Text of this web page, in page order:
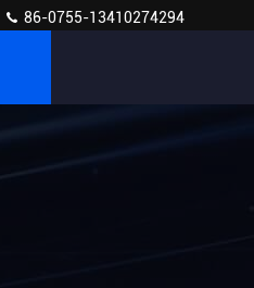
86-0755-13410274294